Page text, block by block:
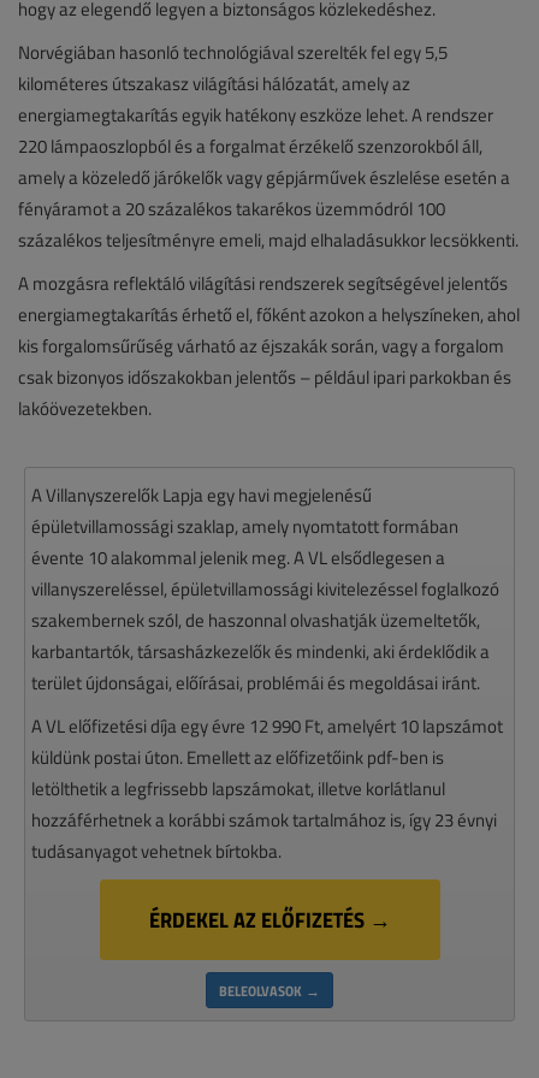
hogy az elegendő legyen a biztonságos közlekedéshez.
Norvégiában hasonló technológiával szerelték fel egy 5,5
kilométeres útszakasz világítási hálózatát, amely az
energiamegtakarítás egyik hatékony eszköze lehet. A rendszer
220 lámpaoszlopból és a forgalmat érzékelő szenzorokból áll,
amely a közeledő járókelők vagy gépjárművek észlelése esetén a
fényáramot a 20 százalékos takarékos üzemmódról 100
százalékos teljesítményre emeli, majd elhaladásukkor lecsökkenti.
A mozgásra reflektáló világítási rendszerek segítségével jelentős
energiamegtakarítás érhető el, főként azokon a helyszíneken, ahol
kis forgalomsűrűség várható az éjszakák során, vagy a forgalom
csak bizonyos időszakokban jelentős – például ipari parkokban és
lakóövezetekben.
A Villanyszerelők Lapja egy havi megjelenésű
épületvillamossági szaklap, amely nyomtatott formában
évente 10 alakommal jelenik meg. A VL elsődlegesen a
villanyszereléssel, épületvillamossági kivitelezéssel foglalkozó
szakembernek szól, de haszonnal olvashatják üzemeltetők,
karbantartók, társasházkezelők és mindenki, aki érdeklődik a
terület újdonságai, előírásai, problémái és megoldásai iránt.
A VL előfizetési díja egy évre 12 990 Ft, amelyért 10 lapszámot
küldünk postai úton. Emellett az előfizetőink pdf-ben is
letölthetik a legfrissebb lapszámokat, illetve korlátlanul
hozzáférhetnek a korábbi számok tartalmához is, így 23 évnyi
tudásanyagot vehetnek bírtokba.
ÉRDEKEL AZ ELŐFIZETÉS →
BELEOLVASOK →